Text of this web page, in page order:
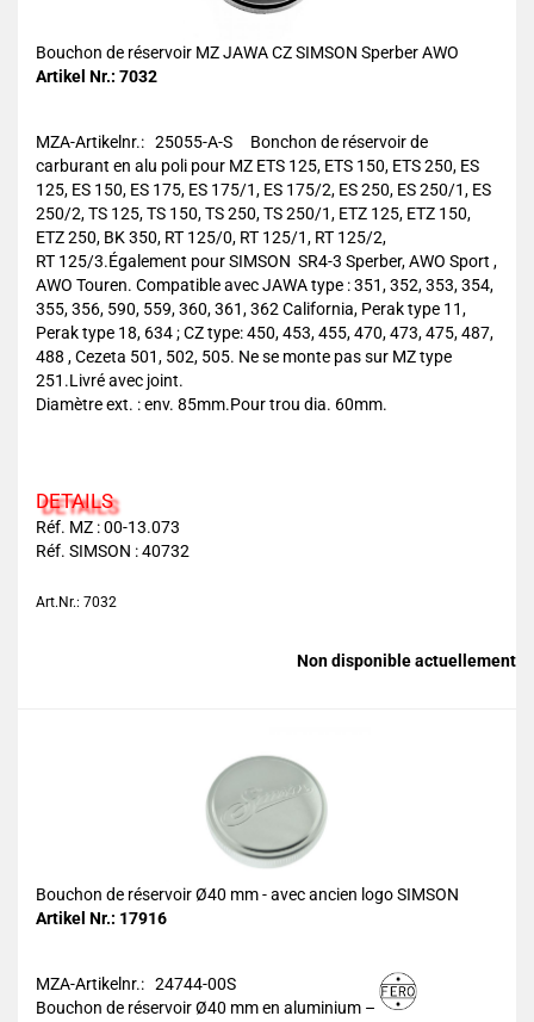
Bouchon de réservoir MZ JAWA CZ SIMSON Sperber AWO
Artikel Nr.: 7032
MZA-Artikelnr.: 25055-A-S Bonchon de réservoir de
carburant en alu poli pour MZ ETS 125, ETS 150, ETS 250, ES
125, ES 150, ES 175, ES 175/1, ES 175/2, ES 250, ES 250/1, ES
250/2, TS 125, TS 150, TS 250, TS 250/1, ETZ 125, ETZ 150,
ETZ 250, BK 350, RT 125/0, RT 125/1, RT 125/2,
RT 125/3.Également pour SIMSON SR4-3 Sperber, AWO Sport ,
AWO Touren. Compatible avec JAWA type : 351, 352, 353, 354,
355, 356, 590, 559, 360, 361, 362 California, Perak type 11,
Perak type 18, 634 ; CZ type: 450, 453, 455, 470, 473, 475, 487,
488 , Cezeta 501, 502, 505. Ne se monte pas sur MZ type
251.Livré avec joint.
Diamètre ext. : env. 85mm.Pour trou dia. 60mm.
DETAILS
Réf. MZ : 00-13.073
Réf. SIMSON : 40732
Art.Nr.: 7032
Non disponible actuellement
Bouchon de réservoir Ø40 mm - avec ancien logo SIMSON
Artikel Nr.: 17916
MZA-Artikelnr.: 24744-00S
Bouchon de réservoir Ø40 mm en aluminium –